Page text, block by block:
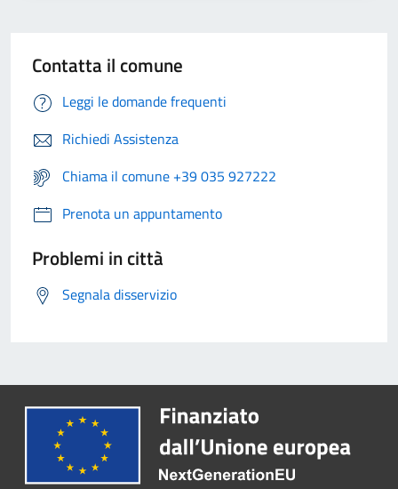
Contatta il comune
Leggi le domande frequenti
Richiedi Assistenza
Chiama il comune +39 035 927222
Prenota un appuntamento
Problemi in città
Segnala disservizio